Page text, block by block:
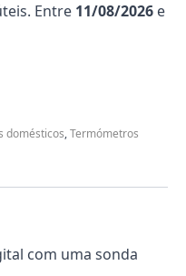
Entre 11/08/2026 e
domésticos,Termómetros
com uma sonda